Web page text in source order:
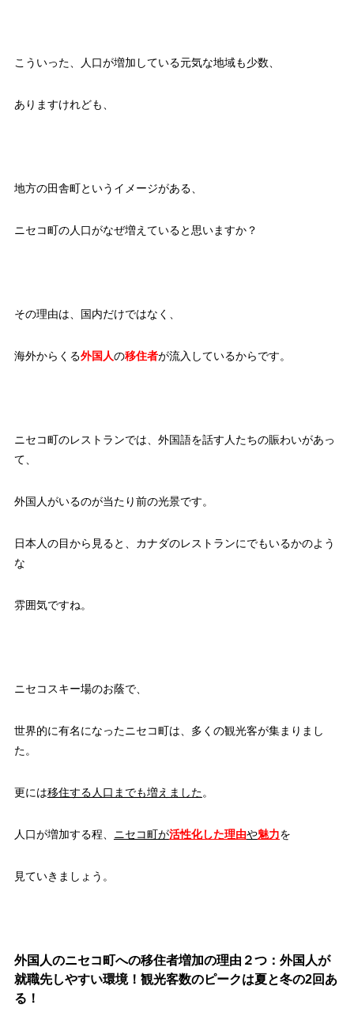
こういった、人口が増加している元気な地域も少数、
ありますけれども、
地方の田舎町というイメージがある、
ニセコ町の人口がなぜ増えていると思いますか？
その理由は、国内だけではなく、
海外からくる外国人の移住者が流入しているからです。
ニセコ町のレストランでは、外国語を話す人たちの賑わいがあっ
て、
外国人がいるのが当たり前の光景です。
日本人の目から見ると、カナダのレストランにでもいるかのよう
な
雰囲気ですね。
ニセコスキー場のお蔭で、
世界的に有名になったニセコ町は、多くの観光客が集まりまし
た。
更には移住する人口までも増えました。
人口が増加する程、 ニセコ町が活性化した理由や魅力を
見ていきましょう。
外国人のニセコ町への移住者増加の理由２つ：外国人が
就職先しやすい環境！観光客数のピークは夏と冬の2回あ
る！